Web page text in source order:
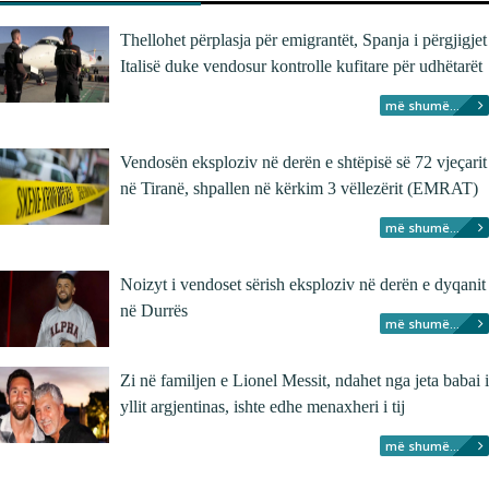
Thellohet përplasja për emigrantët, Spanja i përgjigjet
Italisë duke vendosur kontrolle kufitare për udhëtarët
më shumë...
Vendosën eksploziv në derën e shtëpisë së 72 vjeçarit
në Tiranë, shpallen në kërkim 3 vëllezërit (EMRAT)
më shumë...
Noizyt i vendoset sërish eksploziv në derën e dyqanit
në Durrës
më shumë...
Zi në familjen e Lionel Messit, ndahet nga jeta babai i
yllit argjentinas, ishte edhe menaxheri i tij
më shumë...